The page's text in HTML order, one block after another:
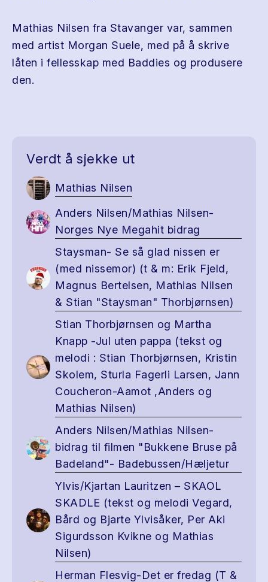
Mathias Nilsen fra Stavanger var, sammen
med artist Morgan Suele, med på å skrive
låten i fellesskap med Baddies og produsere
den.
Verdt å sjekke ut
Mathias Nilsen
Anders Nilsen/Mathias Nilsen-
Norges Nye Megahit bidrag
Staysman- Se så glad nissen er
(med nissemor) (t & m: Erik Fjeld,
Magnus Bertelsen, Mathias Nilsen
& Stian "Staysman" Thorbjørnsen)
Stian Thorbjørnsen og Martha
Knapp -Jul uten pappa (tekst og
melodi : Stian Thorbjørnsen, Kristin
Skolem, Sturla Fagerli Larsen, Jann
Coucheron-Aamot ,Anders og
Mathias Nilsen)
Anders Nilsen/Mathias Nilsen-
bidrag til filmen "Bukkene Bruse på
Badeland"- Badebussen/Hæljetur
Ylvis/Kjartan Lauritzen – SKAOL
SKADLE (tekst og melodi Vegard,
Bård og Bjarte Ylvisåker, Per Aki
Sigurdsson Kvikne og Mathias
Nilsen)
Herman Flesvig-Det er fredag (T &